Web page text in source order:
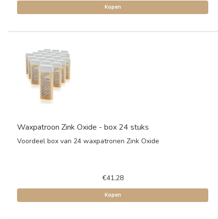
Kopen
Waxpatroon Zink Oxide - box 24 stuks
Voordeel box van 24 waxpatronen Zink Oxide
€41,28
Kopen